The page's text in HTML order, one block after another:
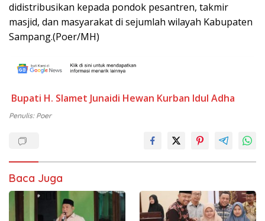
didistribusikan kepada pondok pesantren, takmir
masjid, dan masyarakat di sejumlah wilayah Kabupaten
Sampang.(Poer/MH)
Bupati H. Slamet Junaidi Hewan Kurban Idul Adha
Penulis: Poer
Baca Juga